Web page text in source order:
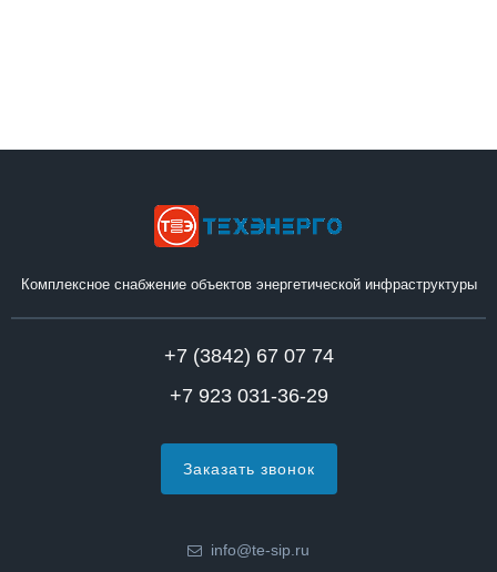
Комплексное снабжение объектов энергетической инфраструктуры
+7 (3842) 67 07 74
+7 923 031-36-29
Заказать звонок
info@te-sip.ru